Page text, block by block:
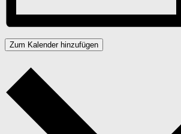
Zum Kalender hinzufügen